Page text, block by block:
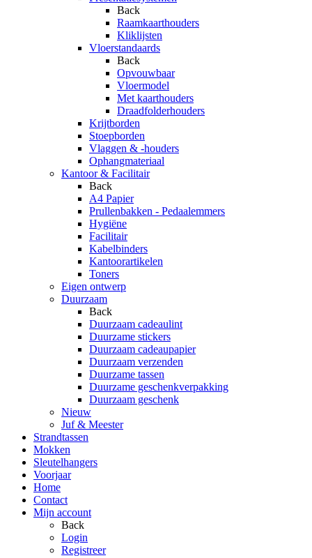
Back
Raamkaarthouders
Kliklijsten
Vloerstandaards
Back
Opvouwbaar
Vloermodel
Met kaarthouders
Draadfolderhouders
Krijtborden
Stoepborden
Vlaggen & -houders
Ophangmateriaal
Kantoor & Facilitair
Back
A4 Papier
Prullenbakken - Pedaalemmers
Hygiëne
Facilitair
Kabelbinders
Kantoorartikelen
Toners
Eigen ontwerp
Duurzaam
Back
Duurzaam cadeaulint
Duurzame stickers
Duurzaam cadeaupapier
Duurzaam verzenden
Duurzame tassen
Duurzame geschenkverpakking
Duurzaam geschenk
Nieuw
Juf & Meester
Strandtassen
Mokken
Sleutelhangers
Voorjaar
Home
Contact
Mijn account
Back
Login
Registreer